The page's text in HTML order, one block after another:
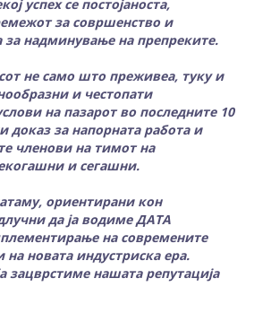
успех се постојаноста,
за совршенство и
надминување на препреките.
не само што преживеа, туку и
и честопати
на пазарот во последните 10
доказ за напорната работа и
членови на тимот на
и сегашни.
ориентирани кон
да ја водиме ДАТА
на современите
новата индустриска ера.
зацврстиме нашата репутација